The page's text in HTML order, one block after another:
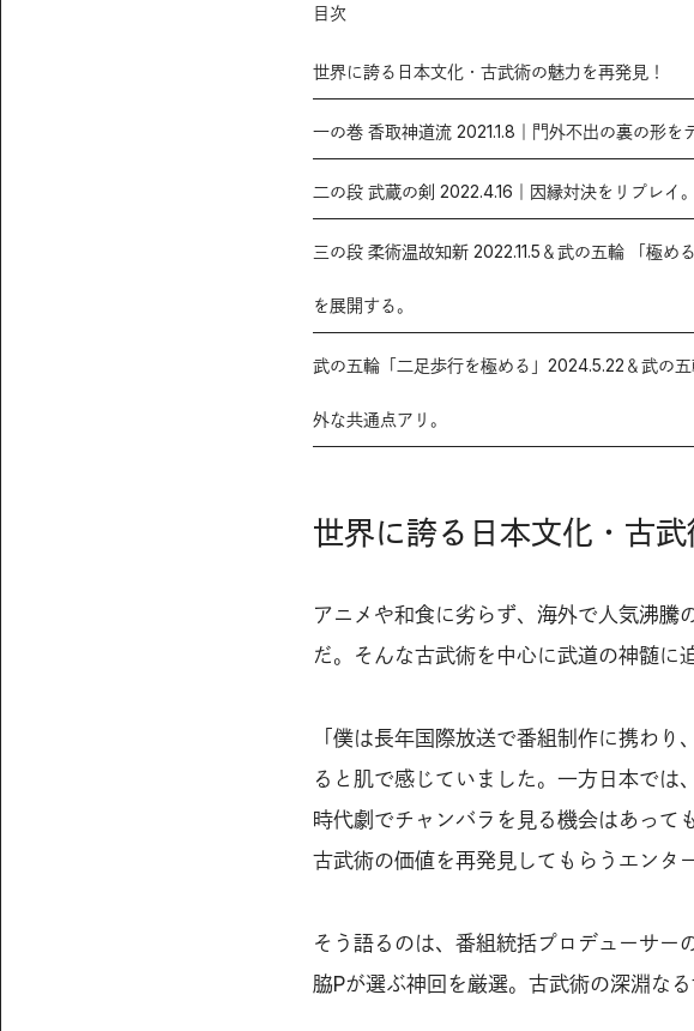
目次
世界に誇る日本文化・古武術の魅力を再発見！
一の巻 香取神道流 2021.1.8｜門外不出の裏の形を
二の段 武蔵の剣 2022.4.16｜因縁対決をリプレイ
三の段 柔術温故知新 2022.11.5＆武の五輪 「極
を展開する。
武の五輪「二足歩行を極める」2024.5.22＆武の
外な共通点アリ。
世界に誇る日本文化・古
アニメや和食に劣らず、海外で人気沸騰
だ。そんな古武術を中心に武道の神髄
「僕は長年国際放送で番組制作に携わ
ると肌で感じていました。一方日本で
時代劇でチャンバラを見る機会はあって
古武術の価値を再発見してもらうエンタ
そう語るのは、番組統括プロデューサー
脇Pが選ぶ神回を厳選。古武術の深淵な